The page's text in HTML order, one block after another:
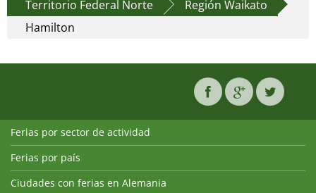
Territorio Federal Norte
Región Waikato
Hamilton
Ferias por sector de actividad
Ferias por país
Ciudades con ferias en Alemania